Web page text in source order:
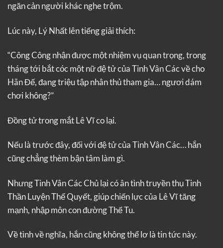
ngăn cản người khác nghe trộm.
Lúc này, Lý Nhất lên tiếng giải thích:
“Công Công nhận được một nhiệm vụ quan trọng, trong
tháng tới bắt cóc một nữ đệ tử của Tinh Vân Các về cho
Hãn Đế, đang triệu tập nhân thủ tham gia… ngươi dám
chơi không?”
Đồng tử trong mắt Lê Vĩ co lại.
Nếu là trước đây, đối với đệ tử của Tinh Vân Các… hắn
cũng chẳng thèm bận tâm làm gì.
Nhưng Tinh Vân Các Chủ lại có ân tình truyền thụ Tinh
Thần Luyện Thể Quyết, giúp chiến lực của Lê Vĩ tăng
mạnh, nhập môn con đường Thể Tu.
Về tình về nghĩa, hắn cũng không thể lơ là tin tức này.